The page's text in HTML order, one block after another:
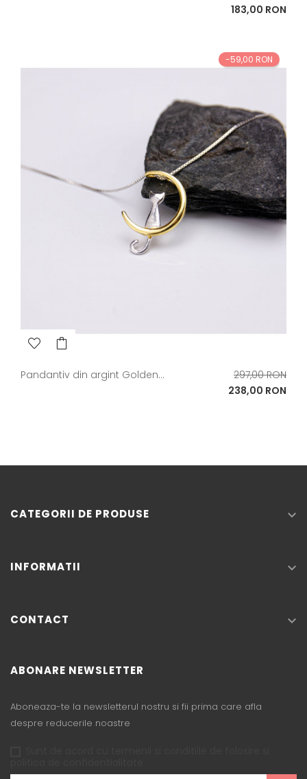
de
Pret
183,00 RON
-59,00 RON
Pandantiv din argint Golden...
Pret
de
297,00 RON
Pret
238,00 RON
CATEGORII DE PRODUSE 
INFORMATII 
CONTACT 
ABONARE NEWSLETTER
Aboneaza-te la newsletterul nostru si fii prima care afla
despre reducerile noastre